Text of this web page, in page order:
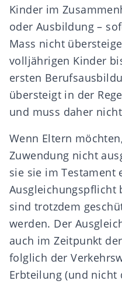
Kinder im
oder Ausbildung –
Mass nicht
volljährigen Kinder
ersten
übersteigt in der
und muss daher
Wenn Eltern
Zuwendung nicht
sie sie im Testament
Ausgleichungspflicht
sind trotzdem
werden. Der
auch im Zeitpunkt
folglich der
Erbteilung (und nicht